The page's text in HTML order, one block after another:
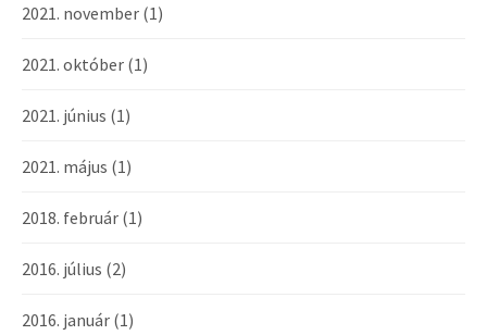
2021. november (1)
2021. október (1)
2021. június (1)
2021. május (1)
2018. február (1)
2016. július (2)
2016. január (1)